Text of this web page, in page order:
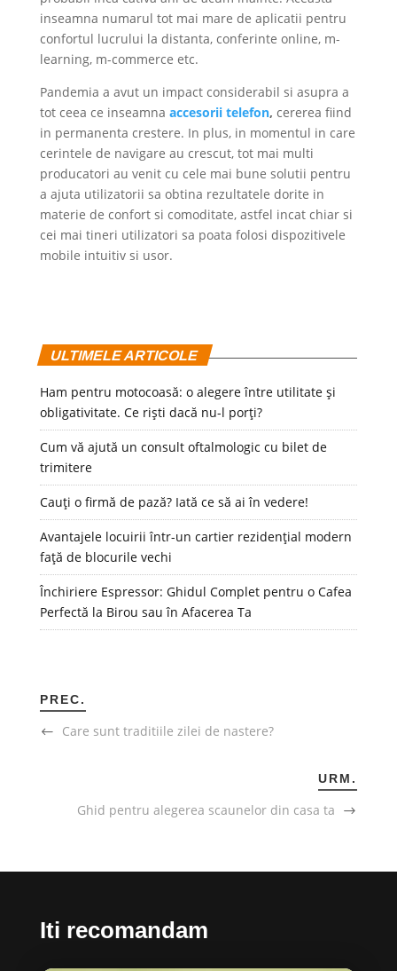
inseamna numarul tot mai mare de aplicatii pentru
confortul lucrului la distanta, conferinte online, m-
learning, m-commerce etc.
Pandemia a avut un impact considerabil si asupra a
tot ceea ce inseamna accesorii telefon, cererea fiind
in permanenta crestere. In plus, in momentul in care
cerintele de navigare au crescut, tot mai multi
producatori au venit cu cele mai bune solutii pentru
a ajuta utilizatorii sa obtina rezultatele dorite in
materie de confort si comoditate, astfel incat chiar si
cei mai tineri utilizatori sa poata folosi dispozitivele
mobile intuitiv si usor.
ULTIMELE ARTICOLE
Ham pentru motocoasă: o alegere între utilitate și
obligativitate. Ce riști dacă nu-l porți?
Cum vă ajută un consult oftalmologic cu bilet de
trimitere
Cauți o firmă de pază? Iată ce să ai în vedere!
Avantajele locuirii într-un cartier rezidențial modern
față de blocurile vechi
Închiriere Espressor: Ghidul Complet pentru o Cafea
Perfectă la Birou sau în Afacerea Ta
PREC.
Care sunt traditiile zilei de nastere?
URM.
Ghid pentru alegerea scaunelor din casa ta
Iti recomandam